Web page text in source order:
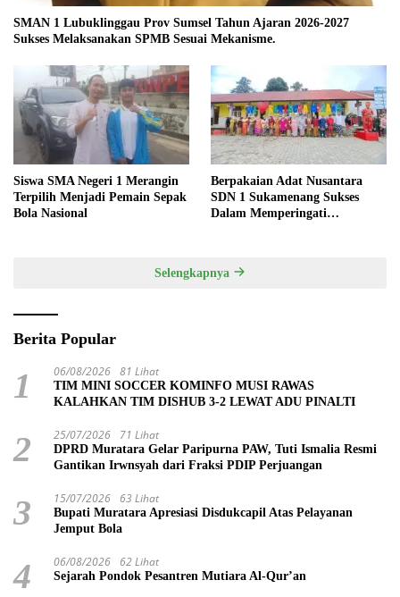
SMAN 1 Lubuklinggau Prov Sumsel Tahun Ajaran 2026-2027
Sukses Melaksanakan SPMB Sesuai Mekanisme.
Siswa SMA Negeri 1 Merangin
Terpilih Menjadi Pemain Sepak
Bola Nasional
Berpakaian Adat Nusantara
SDN 1 Sukamenang Sukses
Dalam Memperingati
Selengkapnya
Berita Popular
1 06/08/2026 81 Lihat
TIM MINI SOCCER KOMINFO MUSI RAWAS
KALAHKAN TIM DISHUB 3-2 LEWAT ADU PINALTI
2 25/07/2026 71 Lihat
DPRD Muratara Gelar Paripurna PAW, Tuti Ismalia Resmi
Gantikan Irwnsyah dari Fraksi PDIP Perjuangan
3 15/07/2026 63 Lihat
Bupati Muratara Apresiasi Disdukcapil Atas Pelayanan
Jemput Bola
4 06/08/2026 62 Lihat
Sejarah Pondok Pesantren Mutiara Al-Qur’an